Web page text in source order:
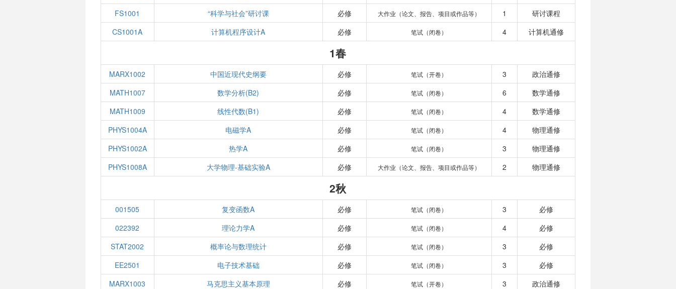
FS1001
“科学与社会”研讨课 必修 大作业（论文、报告、项目或作品等） 1
研讨课程
CS1001A
计算机程序设计A 必修 笔试（闭卷） 4 计算机通修
1春
MARX1002 中国近现代史纲要 必修 笔试（开卷） 3
政治通修
MATH1007
数学分析(B2) 必修 笔试（闭卷） 6
数学通修
MATH1009
线性代数(B1) 必修 笔试（闭卷） 4
数学通修
PHYS1004A
电磁学A 必修 笔试（闭卷） 4
物理通修
PHYS1002A
热学A 必修 笔试（闭卷） 3
物理通修
PHYS1008A
大学物理-基础实验A 必修 大作业（论文、报告、项目或作品等） 2 物理通修
2秋
001505 复变函数A 必修 笔试（闭卷） 3
必修
022392
理论力学A 必修 笔试（闭卷） 4
必修
STAT2002
概率论与数理统计 必修 笔试（闭卷） 3
必修
EE2501
电子技术基础 必修 笔试（闭卷） 3
必修
MARX1003
马克思主义基本原理 必修 笔试（开卷） 3
政治通修